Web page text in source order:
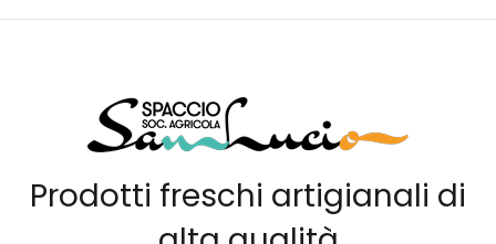
Prodotti freschi artigianali di